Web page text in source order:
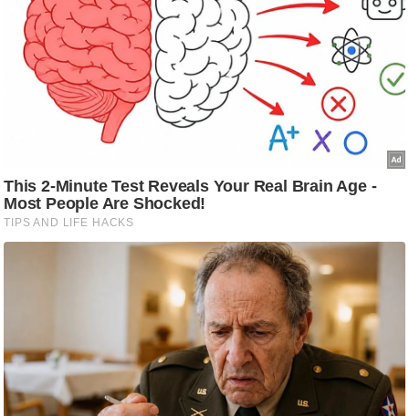
g
N
e
फ
स्टा
जी
ब्यू
टी